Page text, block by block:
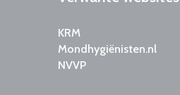
KRM
Mondhygiënisten.nl
NVVP